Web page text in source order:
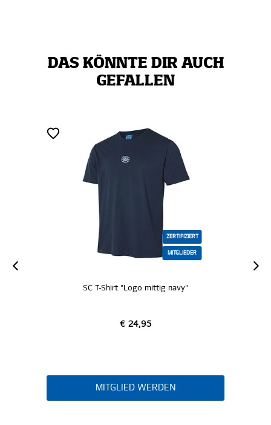
DAS KÖNNTE DIR AUCH
GEFALLEN
ZERTIFIZIERT
MITGLIEDER
SC T-Shirt "Logo mittig navy"
€ 24,95
MITGLIED WERDEN